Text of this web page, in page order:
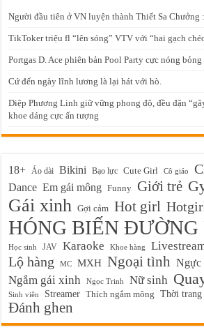
Người đầu tiên ở VN luyện thành Thiết Sa Chưởng
TikToker triệu fl “lên sóng” VTV với “hai gạch
Portgas D. Ace phiên bản Pool Party cực nóng
Cứ đến ngày lĩnh lương là lại hát với hò.
Diệp Phương Linh giữ vững phong độ, đều đặn
khoe dáng cực ấn tượng
18+ Áo dài Bikini Bạo lực Cute Girl Cô giáo
Dance Em gái mông Funny Giới trẻ
Gái xinh Gợi cảm Hot girl
HÓNG BIẾN ĐƯỜNG
Học sinh
JAV Karaoke Khoe hàng
Lộ hàng MC MXH Ngoại tình Ngực
Ngắm gái xinh
Ngọc Trinh Nữ sinh
Sinh viên Streamer Thích ngắm mông Thời trang
Đánh ghen